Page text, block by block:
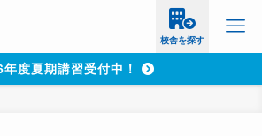
校舎を探す
度夏期講習受付中！